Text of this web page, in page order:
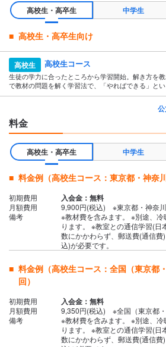
高校生・高卒生 中学生
高校生・高卒生向け
高校生 高校生コース
生徒の学力に合ったところから学習開始。解き方を
で教材の問題を解く学習法で、「やればできる」とい
料金
高校生・高卒生 中学生
料金例（高校生コース：東京都・神奈
初期費用 入会金：無料
月額費用
9,900円(税込) ※東京都・神奈
備考
※教材費を含みます。 ※別途、
ります。 ※教室との通信学習(
数にかかわらず、郵送費(通信
込)が必要です。
料金例（高校生コース：全国（東京都
回）
初期費用 入会金：無料
月額費用
9,350円(税込) ※全国（東京都・
備考
※教材費を含みます。 ※別途、
ります。 ※教室との通信学習(
数にかかわらず、郵送費(通信